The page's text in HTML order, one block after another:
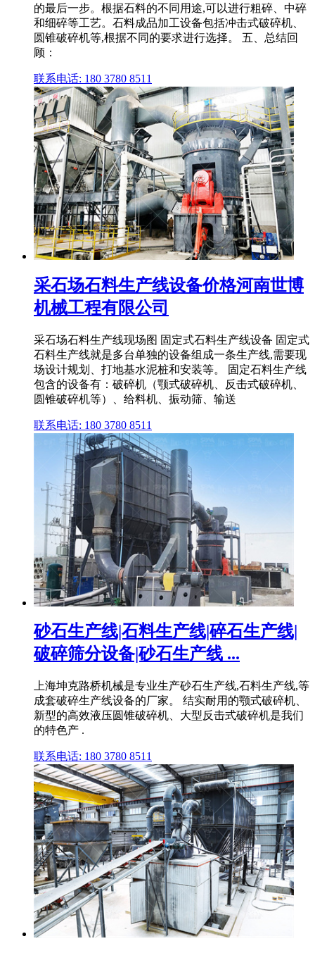
的最后一步。根据石料的不同用途,可以进行粗碎、中碎
和细碎等工艺。石料成品加工设备包括冲击式破碎机、
圆锥破碎机等,根据不同的要求进行选择。 五、总结回
顾：
联系电话: 180 3780 8511
采石场石料生产线设备价格河南世博
机械工程有限公司
采石场石料生产线现场图 固定式石料生产线设备 固定式
石料生产线就是多台单独的设备组成一条生产线,需要现
场设计规划、打地基水泥桩和安装等。 固定石料生产线
包含的设备有：破碎机（颚式破碎机、反击式破碎机、
圆锥破碎机等）、给料机、振动筛、输送
联系电话: 180 3780 8511
砂石生产线|石料生产线|碎石生产线|
破碎筛分设备|砂石生产线 ...
上海坤克路桥机械是专业生产砂石生产线,石料生产线,等
成套破碎生产线设备的厂家。 结实耐用的颚式破碎机、
新型的高效液压圆锥破碎机、大型反击式破碎机是我们
的特色产 .
联系电话: 180 3780 8511